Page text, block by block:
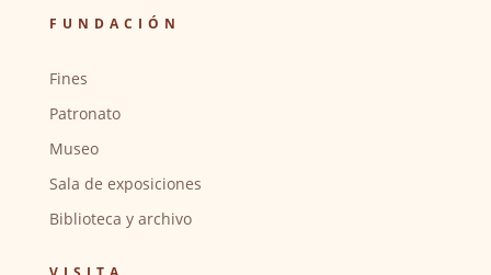
FUNDACIÓN
Fines
Patronato
Museo
Sala de exposiciones
Biblioteca y archivo